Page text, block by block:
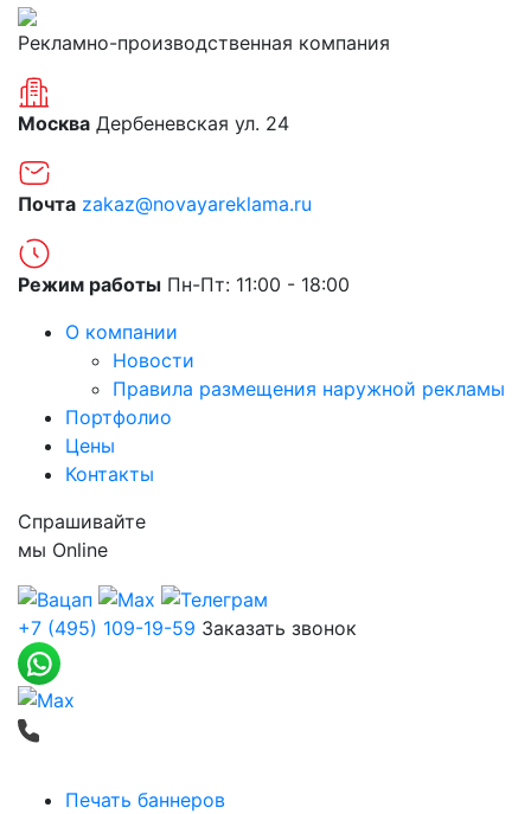
Рекламно-производственная компания
Москва Дербеневская ул. 24
Почта zakaz@novayareklama.ru
Режим работы Пн-Пт: 11:00 - 18:00
О компании
Новости
Правила размещения наружной рекламы
Портфолио
Цены
Контакты
Спрашивайте
мы Online
+7 (495) 109-19-59 Заказать звонок
Печать баннеров